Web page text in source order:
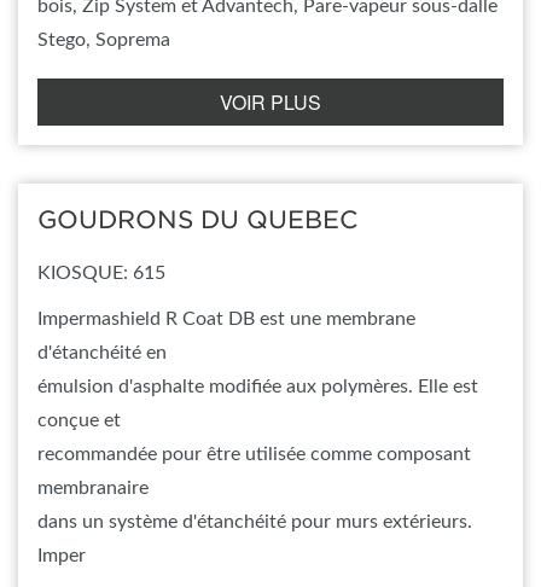
bois, Zip System et Advantech, Pare-vapeur sous-dalle
Stego, Soprema
VOIR PLUS
GOUDRONS DU QUEBEC
KIOSQUE: 615
Impermashield R Coat DB est une membrane
d'étanchéité en
émulsion d'asphalte modifiée aux polymères. Elle est
conçue et
recommandée pour être utilisée comme composant
membranaire
dans un système d'étanchéité pour murs extérieurs.
Imper